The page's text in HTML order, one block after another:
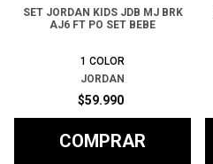
SET JORDAN KIDS JDB MJ BRK
AJ6 FT PO SET BEBE
1 COLOR
JORDAN
$59.990
COMPRAR